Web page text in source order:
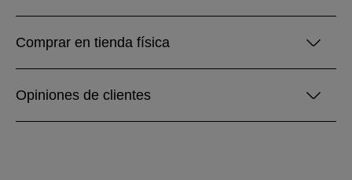
Comprar en tienda física
Opiniones de clientes